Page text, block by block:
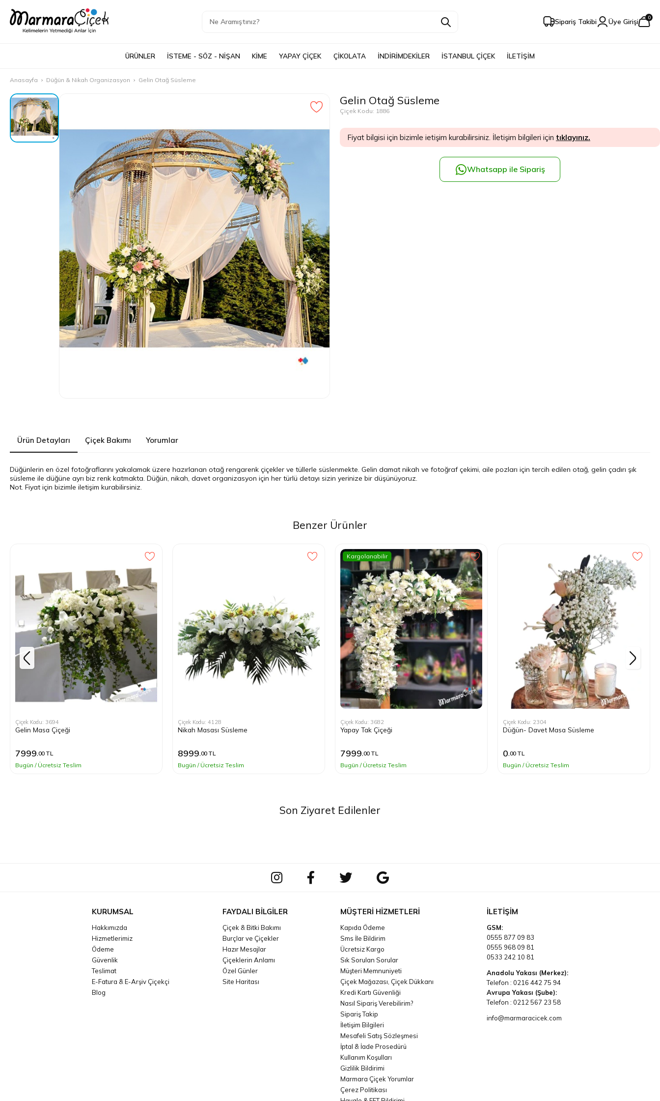
Sipariş Takibi Üye Girişi 0
ÜRÜNLER İSTEME - SÖZ - NİŞAN KİME YAPAY ÇİÇEK ÇİKOLATA İNDİRİMDEKİLER İSTANBUL ÇİÇEK İLETİŞİM
Anasayfa Düğün & Nikah Organizasyon Gelin Otağ Süsleme
Gelin Otağ Süsleme
Çiçek Kodu: 1886
Fiyat bilgisi için bizimle ietişim kurabilirsiniz. İletişim bilgileri için tıklayınız.
Whatsapp ile Sipariş
Ürün Detayları Çiçek Bakımı Yorumlar
Düğünlerin en özel fotoğraflarını yakalamak üzere hazırlanan otağ rengarenk çiçekler ve tüllerle süslenmekte. Gelin damat nikah ve fotoğraf çekimi, aile pozları için tercih edilen otağ, gelin çadırı şık
süsleme ile düğüne ayrı biz renk katmakta. Düğün, nikah, davet organizasyon için her türlü detayı sizin yerinize bir düşünüyoruz.
Not. Fiyat için bizimle iletişim kurabilirsiniz.
Benzer Ürünler
Çiçek Kodu: 3694
Gelin Masa Çiçeği
7999,00 TL
Bugün / Ücretsiz Teslim
Çiçek Kodu: 4128
Nikah Masası Süsleme
8999,00 TL
Bugün / Ücretsiz Teslim
Kargolanabilir
Çiçek Kodu: 3682
Yapay Tak Çiçeği
7999,00 TL
Bugün / Ücretsiz Teslim
Çiçek Kodu: 2304
Düğün- Davet Masa Süsleme
0,00 TL
Bugün / Ücretsiz Teslim
Son Ziyaret Edilenler
KURUMSAL
Hakkımızda
Hizmetlerimiz
Ödeme
Güvenlik
Teslimat
E-Fatura & E-Arşiv Çiçekçi
Blog
FAYDALI BILGILER
Çiçek & Bitki Bakımı
Burçlar ve Çiçekler
Hazır Mesajlar
Çiçeklerin Anlamı
Özel Günler
Site Haritası
MÜŞTERI HIZMETLERI
Kapıda Ödeme
Sms İle Bildirim
Ücretsiz Kargo
Sık Sorulan Sorular
Müşteri Memnuniyeti
Çiçek Mağazası, Çiçek Dükkanı
Kredi Kartı Güvenliği
Nasıl Sipariş Verebilirim?
Sipariş Takip
İletişim Bilgileri
Mesafeli Satış Sözleşmesi
İptal & İade Prosedürü
Kullanım Koşulları
Gizlilik Bildirimi
Marmara Çiçek Yorumlar
Çerez Politikası
İLETIŞIM
GSM:
0555 877 09 83
0555 968 09 81
0533 242 10 81
Anadolu Yakası (Merkez):
Telefon : 0216 442 75 94
Avrupa Yakası (Şube):
Telefon : 0212 567 23 58
info@marmaracicek.com